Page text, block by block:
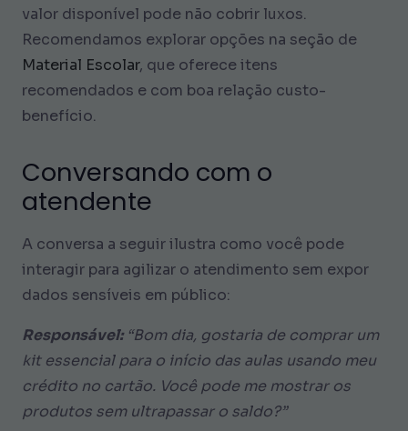
valor disponível pode não cobrir luxos.
Recomendamos explorar opções na seção de
Material Escolar, que oferece itens
recomendados e com boa relação custo-
benefício.
Conversando com o
atendente
A conversa a seguir ilustra como você pode
interagir para agilizar o atendimento sem expor
dados sensíveis em público:
Responsável:“Bom dia, gostaria de comprar um
kit essencial para o início das aulas usando meu
crédito no cartão. Você pode me mostrar os
produtos sem ultrapassar o saldo?”